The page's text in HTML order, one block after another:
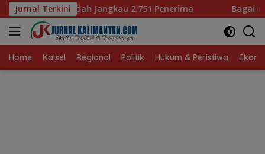
Langsung
ke
konten
Jurnal Terkini
2.751 Penerima Bagaimana KIP Hadapi
Home Kalsel Regional Politik Hukum & Peristiwa